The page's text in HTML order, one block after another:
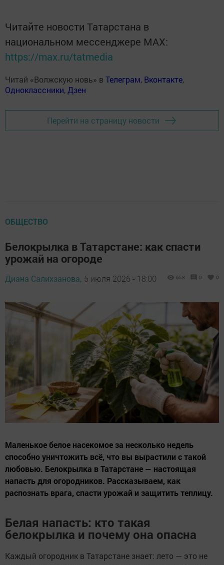
Читайте новости Татарстана в
национальном мессенджере MАХ:
https://max.ru/tatmedia
Читай «Волжскую новь» в Телеграм, Вконтакте,
Одноклассники, Дзен
Перейти на страницу новости
ОБЩЕСТВО
Белокрылка в Татарстане: как спасти
урожай на огороде
Диана Салихзанова, 5 июля 2026 - 18:00 658 0 0
Маленькое белое насекомое за несколько недель
способно уничтожить всё, что вы вырастили с такой
любовью. Белокрылка в Татарстане — настоящая
напасть для огородников. Рассказываем, как
распознать врага, спасти урожай и защитить теплицу.
Белая напасть: кто такая
белокрылка и почему она опасна
Каждый огородник в Татарстане знает: лето — это не